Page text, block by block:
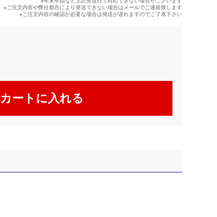
※ご注文内容や弊社都合により発送できない場合はメールでご連絡致します
※ご注文内容の確認が必要な場合は発送が遅れますのでご了承下さい
カートに入れる